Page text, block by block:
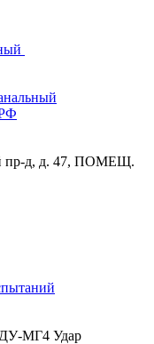
пр-д, д. 47, ПОМЕЩ.
МГ4 Удар